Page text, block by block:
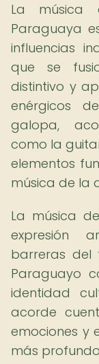
La música
Paraguaya
influencias
que se
distintivo y
enérgicos
galopa,
como la
elementos
música de la
La música
expresión
barreras del
Paraguayo
identidad
acorde
emociones y
más